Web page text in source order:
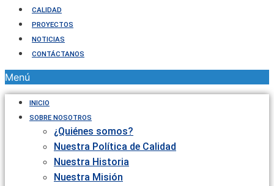
CALIDAD
PROYECTOS
NOTICIAS
CONTÁCTANOS
Menú
INICIO
SOBRE NOSOTROS
¿Quiénes somos?
Nuestra Política de Calidad
Nuestra Historia
Nuestra Misión